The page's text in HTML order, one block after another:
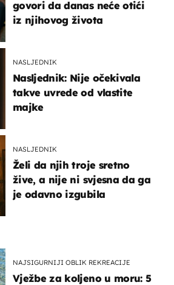
govori da danas neće otići
iz njihovog života
NASLJEDNIK
Nasljednik: Nije očekivala
takve uvrede od vlastite
majke
NASLJEDNIK
Želi da njih troje sretno
žive, a nije ni svjesna da ga
je odavno izgubila
NAJSIGURNIJI OBLIK REKREACIJE
Vježbe za koljeno u moru: 5